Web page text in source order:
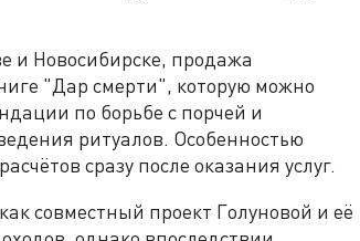
и Новосибирске, продажа
"Дар смерти", которую можно
по борьбе с порчей и
ритуалов. Особенностью
сразу после оказания услуг.
совместный проект Голуновой и её